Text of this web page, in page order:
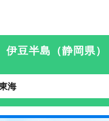
伊豆半島（静岡県）
海